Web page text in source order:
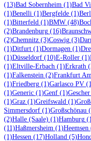
(13)Bad Sobernheim (1)Bad
(1)Benelli (1)Bergfelde (1)
(1)Bitterfeld (1)BMW (48)
(2)Brandenburg (16)
(2)Chemnitz (3)Coswig (3)
(1)Ditfurt (1)Dormagen (1)
(1)Düsseldorf (10)E-Roller (1)
(1)Eltville-Erbach (1)Erkrath
(1)Falkenstein (2)Frankfurt
(1)Friedberg (1)Garlasco PV
(1)Generic (1)Genf (1)Gescher
(1)Graz (1)Greifswald (1)
Simmersdorf (1)Großschönau
(2)Halle (Saale) (1)Hamburg
(11)Haßmersheim (1)Heemsen
(1)Hessen (17)Holland (5)